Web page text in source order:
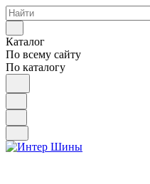
Каталог
По всему сайту
По каталогу